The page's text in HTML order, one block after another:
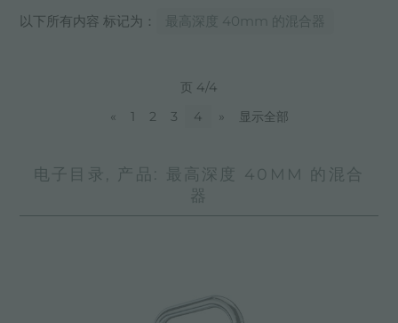
以下所有内容 标记为： 最高深度 40mm 的混合器
页 4/4
«
1 2 3 4 » 显示全部
电子目录, 产品: 最高深度 40MM 的混合
器